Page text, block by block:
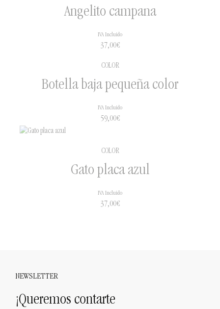
Angelito campana
37,00€
IVA Incluido
COLOR
Botella baja pequeña color
59,00€
IVA Incluido
COLOR
Gato placa azul
37,00€
IVA Incluido
NEWSLETTER
¡Queremos contarte